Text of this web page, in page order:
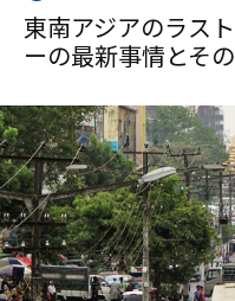
東南アジアのラス
ーの最新事情とそ